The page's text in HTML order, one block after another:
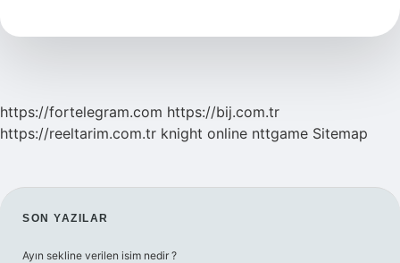
https://fortelegram.com https://bij.com.tr
https://reeltarim.com.tr knight online nttgame Sitemap
SIDEBAR
SON YAZILAR
Ayın sekline verilen isim nedir ?